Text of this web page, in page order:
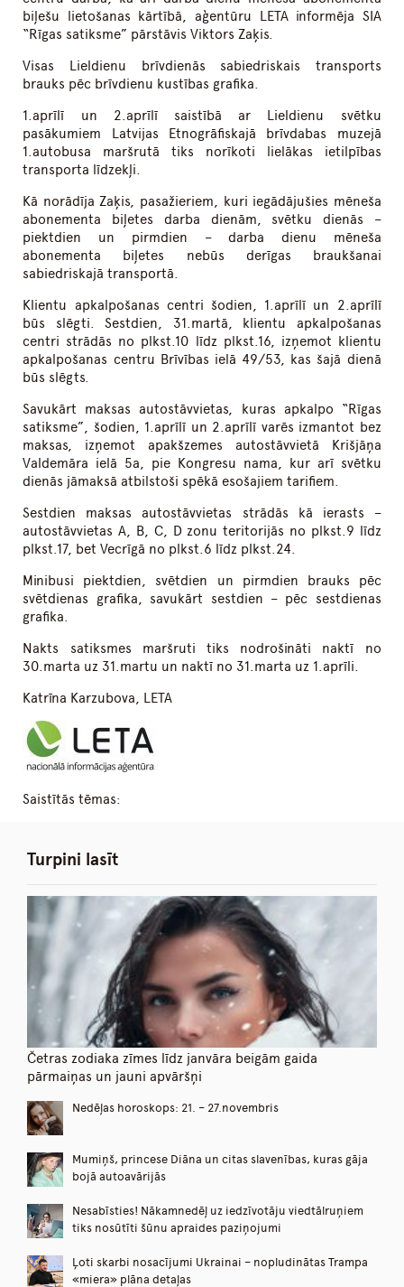
biļešu lietošanas kārtībā, aģentūru LETA informēja SIA
“Rīgas satiksme” pārstāvis Viktors Zaķis.
Visas Lieldienu brīvdienās sabiedriskais transports
brauks pēc brīvdienu kustības grafika.
1.aprīlī un 2.aprīlī saistībā ar Lieldienu svētku
pasākumiem Latvijas Etnogrāfiskajā brīvdabas muzejā
1.autobusa maršrutā tiks norīkoti lielākas ietilpības
transporta līdzekļi.
Kā norādīja Zaķis, pasažieriem, kuri iegādājušies mēneša
abonementa biļetes darba dienām, svētku dienās –
piektdien un pirmdien – darba dienu mēneša
abonementa biļetes nebūs derīgas braukšanai
sabiedriskajā transportā.
Klientu apkalpošanas centri šodien, 1.aprīlī un 2.aprīlī
būs slēgti. Sestdien, 31.martā, klientu apkalpošanas
centri strādās no plkst.10 līdz plkst.16, izņemot klientu
apkalpošanas centru Brīvības ielā 49/53, kas šajā dienā
būs slēgts.
Savukārt maksas autostāvvietas, kuras apkalpo “Rīgas
satiksme”, šodien, 1.aprīlī un 2.aprīlī varēs izmantot bez
maksas, izņemot apakšzemes autostāvvietā Krišjāņa
Valdemāra ielā 5a, pie Kongresu nama, kur arī svētku
dienās jāmaksā atbilstoši spēkā esošajiem tarifiem.
Sestdien maksas autostāvvietas strādās kā ierasts –
autostāvvietas A, B, C, D zonu teritorijās no plkst.9 līdz
plkst.17, bet Vecrīgā no plkst.6 līdz plkst.24.
Minibusi piektdien, svētdien un pirmdien brauks pēc
svētdienas grafika, savukārt sestdien – pēc sestdienas
grafika.
Nakts satiksmes maršruti tiks nodrošināti naktī no
30.marta uz 31.martu un naktī no 31.marta uz 1.aprīli.
Katrīna Karzubova, LETA
Saistītās tēmas:
Turpini lasīt
Četras zodiaka zīmes līdz janvāra beigām gaida
pārmaiņas un jauni apvāršņi
Nedēļas horoskops: 21. – 27.novembris
Mumiņš, princese Diāna un citas slavenības, kuras gāja
bojā autoavārijās
Nesabīsties! Nākamnedēļ uz iedzīvotāju viedtālruņiem
tiks nosūtīti šūnu apraides paziņojumi
Ļoti skarbi nosacījumi Ukrainai – nopludinātas Trampa
«miera» plāna detaļas